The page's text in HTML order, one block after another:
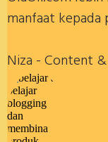
manfaat kepada
Niza - Content